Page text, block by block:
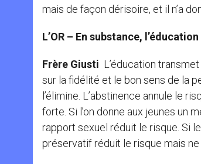
mais de façon dérisoire, et il n’a
L’OR – En substance,
Frère Giusti L’éducation
sur la fidélité et le bon sens de la
l’élimine. L’abstinence annule le
forte. Si l’on donne aux jeunes un
rapport sexuel réduit le risque. Si
préservatif réduit le risque mais ne